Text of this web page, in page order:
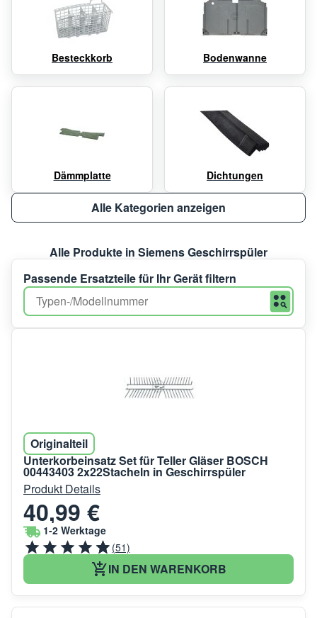
Besteckkorb Bodenwanne
Dämmplatte Dichtungen
Alle Kategorien anzeigen
Alle Produkte in Siemens Geschirrspüler
Passende Ersatzteile für Ihr Gerät filtern
Originalteil
Unterkorbeinsatz Set für Teller Gläser BOSCH
00443403 2x22Stacheln in Geschirrspüler
Produkt Details
40,99 €
1-2 Werktage
(51)
IN DEN WARENKORB